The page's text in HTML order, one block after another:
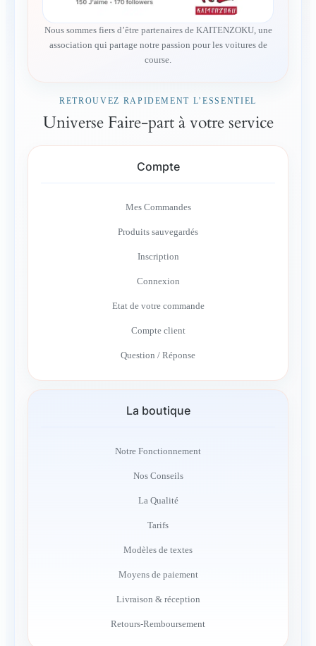
Nous sommes fiers d’être partenaires de KAITENZOKU, une
association qui partage notre passion pour les voitures de
course.
RETROUVEZ RAPIDEMENT L’ESSENTIEL
Universe Faire-part à votre service
Compte
Mes Commandes
Produits sauvegardés
Inscription
Connexion
Etat de votre commande
Compte client
Question / Réponse
La boutique
Notre Fonctionnement
Nos Conseils
La Qualité
Tarifs
Modèles de textes
Moyens de paiement
Livraison & réception
Retours-Remboursement